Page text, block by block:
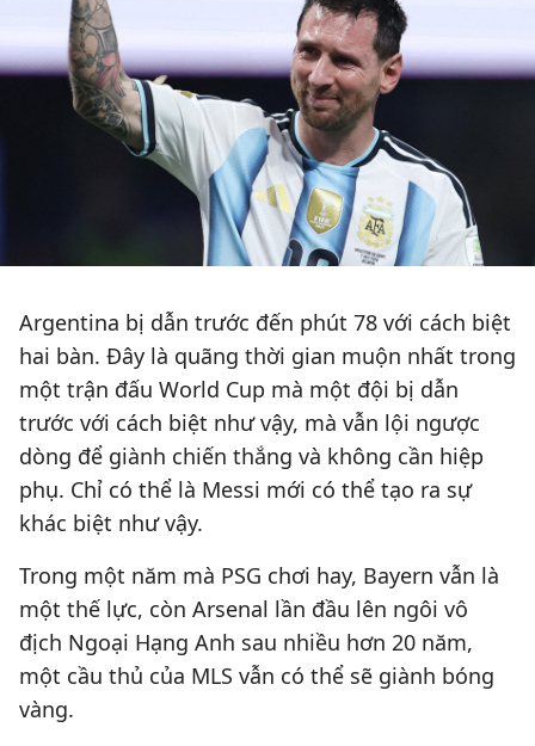
Argentina bị dẫn trước đến phút 78 với cách biệt
hai bàn. Đây là quãng thời gian muộn nhất trong
một trận đấu World Cup mà một đội bị dẫn
trước với cách biệt như vậy, mà vẫn lội ngược
dòng để giành chiến thắng và không cần hiệp
phụ. Chỉ có thể là Messi mới có thể tạo ra sự
khác biệt như vậy.
Trong một năm mà PSG chơi hay, Bayern vẫn là
một thế lực, còn Arsenal lần đầu lên ngôi vô
địch Ngoại Hạng Anh sau nhiều hơn 20 năm,
một cầu thủ của MLS vẫn có thể sẽ giành bóng
vàng.